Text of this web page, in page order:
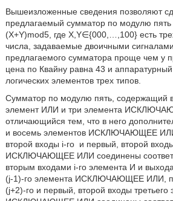
Вышеизложенные сведения позволяют
предлагаемый сумматор по модулю
(X+Y)mod5, где X,Y∈{000,…,100} есть
числа, задаваемые двоичными
предлагаемого сумматора проще чем у
цена по Квайну равна 43 и аппаратурный
логических элементов трех типов.
Сумматор по модулю пять, содержащий
элемент ИЛИ и три элемента
отличающийся тем, что в него
и восемь элементов ИСКЛЮЧАЮЩЕЕ
второй входы i-го и первый, второй
ИСКЛЮЧАЮЩЕЕ ИЛИ соединены
вторым входами i-го элемента И и
(j-1)-гo элемента ИСКЛЮЧАЮЩЕЕ ИЛИ,
(j+2)-го и первый, второй входы третьего